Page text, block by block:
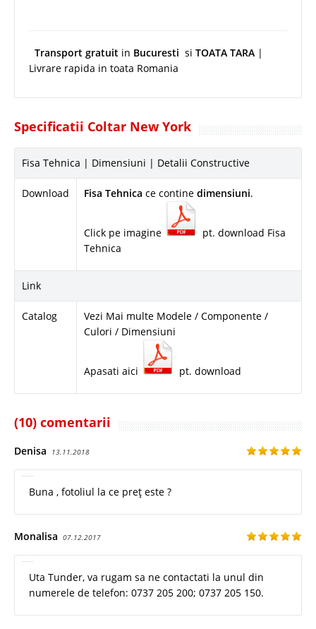
Transport gratuit in Bucuresti si TOATA TARA |
Livrare rapida in toata Romania
Specificatii Coltar New York
Fisa Tehnica | Dimensiuni | Detalii Constructive
Download Fisa Tehnica ce contine dimensiuni.
Click pe imagine
pt. download Fisa
Tehnica
Link
Catalog
Vezi Mai multe Modele / Componente /
Culori / Dimensiuni
Apasati aici pt. download
(10) comentarii
Denisa 13.11.2018
Buna , fotoliul la ce preț este ?
Monalisa 07.12.2017
Uta Tunder, va rugam sa ne contactati la unul din
numerele de telefon: 0737 205 200; 0737 205 150.